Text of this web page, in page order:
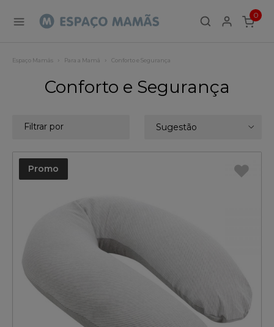
0
ITEMS
Espaço Mamãs Para a Mamã Conforto e Segurança
Conforto e Segurança
Sugestão
Filtrar por
Promo